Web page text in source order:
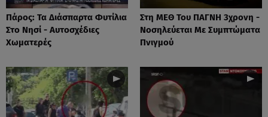
Πάρος: Τα Διάσπαρτα Φυτίλια
Στο Νησί - Αυτοσχέδιες
Χωματερές
Στη ΜΕΘ Του ΠΑΓΝΗ 3χρονη -
Νοσηλεύεται Με Συμπτώματα
Πνιγμού